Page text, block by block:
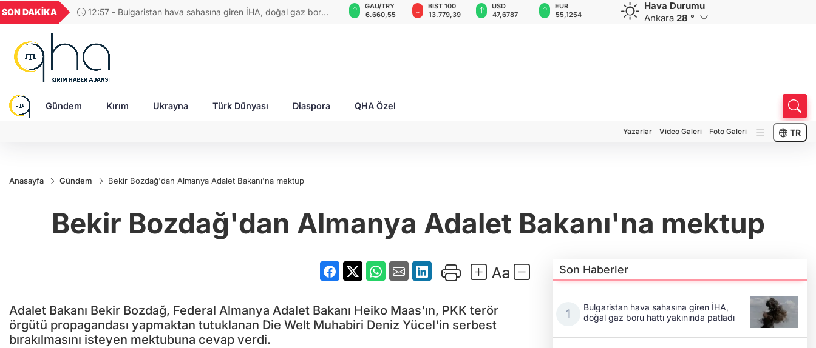
SON DAKİKA
12:09 - KTMM'den Dünya Yerli Halklar Günü bildirisi: "Kırım
GEL
18,2677
16,3788
27,9743
VND
0,0018
6.660,55
BIST 100
13.779,39
USD
47,6787
EUR
55,1254
GBP
64,3468
CHF
59,0083
CAD
34,1883
Hava Durumu
Ankara 28 °
Gündem Kırım Ukrayna Türk Dünyası Diaspora QHA Özel
Yazarlar Video Galeri Foto Galeri TR
Anasayfa Gündem Bekir Bozdağ'dan Almanya Adalet Bakanı'na mektup
Bekir Bozdağ'dan Almanya Adalet Bakanı'na mektup
Adalet Bakanı Bekir Bozdağ, Federal Almanya Adalet Bakanı Heiko Maas'ın, PKK terör
örgütü propagandası yapmaktan tutuklanan Die Welt Muhabiri Deniz Yücel'in serbest
bırakılmasını isteyen mektubuna cevap verdi.
Son Haberler
Bulgaristan hava sahasına giren İHA,
doğal gaz boru hattı yakınında patladı